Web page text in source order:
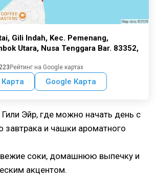
Gili Indah, Kec. Pemenang,
Utara, Nusa Tenggara Bar. 83352,
Рейтинг на Google картах
Google Карта
Эйр, где можно начать день с
завтрака и чашки ароматного
соки, домашнюю выпечку и
акцентом.